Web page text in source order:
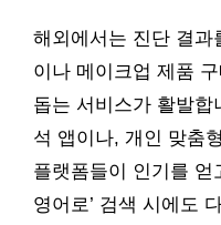
해외에서는 진단 결과
이나 메이크업 제품
돕는 서비스가 활발
석 앱이나, 개인 맞춤
플랫폼들이 인기를 얻
영어로’ 검색 시에도